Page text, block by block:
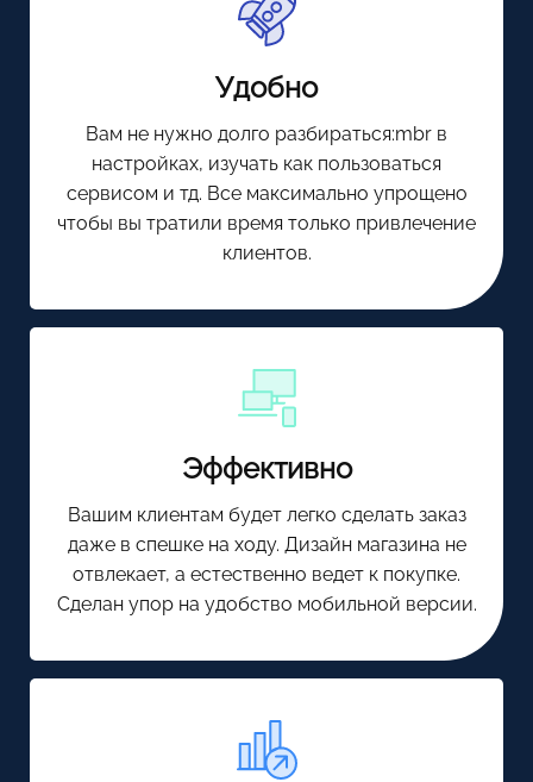
Удобно
Вам не нужно долго разбираться:mbr в
настройках, изучать как пользоваться
сервисом и тд. Все максимально упрощено
чтобы вы тратили время только привлечение
клиентов.
Эффективно
Вашим клиентам будет легко сделать заказ
даже в спешке на ходу. Дизайн магазина не
отвлекает, а естественно ведет к покупке.
Сделан упор на удобство мобильной версии.